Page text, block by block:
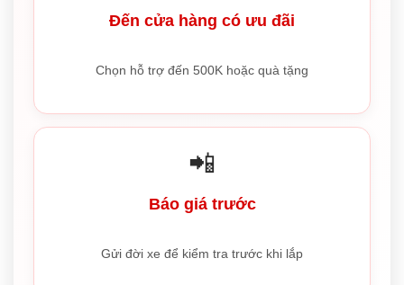
Đến cửa hàng có ưu đãi
Chọn hỗ trợ đến 500K hoặc quà tặng
📲
Báo giá trước
Gửi đời xe để kiểm tra trước khi lắp